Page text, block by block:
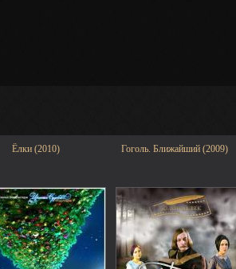
Ёлки (2010) Гоголь. Ближайший (2009)